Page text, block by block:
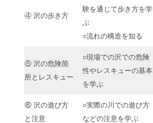
④ 沢の歩き方
験を通じて歩き方を学
ぶ
○流れの構造を知る
⑤ 沢の危険箇
所とレスキュー
○現場での沢での危険
性やレスキューの基本
を学ぶ
⑥ 沢の遊び方
と注意
○実際の川での遊び方
などの注意を学ぶ